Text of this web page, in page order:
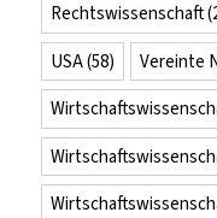
Rechtswissenschaft
USA(58) Vereinte